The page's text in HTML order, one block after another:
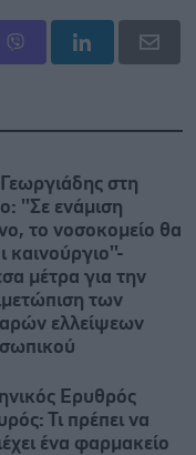
στη
''Σε ενάμιση
το νοσοκομείο θα
καινούργιο''-
μέτρα για την
των
ελλείψεων
Ερυθρός
Τι πρέπει να
ένα φαρμακείο